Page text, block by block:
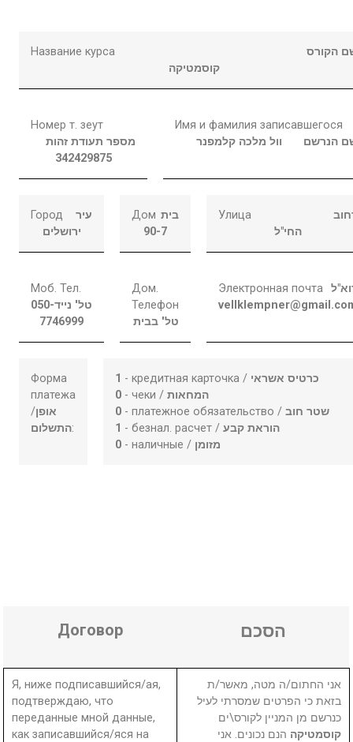
Название курса
הקורס
קוסמטיקה
Номер т. зеут
מספר תעודת זהות
342429875
Имя и фамилия записавшегося
הנרשם
וול מלכה קלמפנר
Город
עיר
ירושלים
Дом בית
90-7
Улица
החי"ל
Моб. Тел.
טל' נייד050-
7746999
Дом.
Телефон
טל' בבית
Электронная почта
Форма
платежа
/אופן
התשלום:
1 - кредитная карточка / כרטיס אשראי
0 - чеки /המחאות
0 - платежное обязательство /שטר חוב
1 - безнал. расчет /הוראת קבע
0 - наличные / מזומן
Договор הסכם
Я, ниже подписавшийся/ая,
подтверждаю, что
переданные мной данные,
как записавшийся/яся на
אני החתום/ה מטה, מאשר/ת
בזאת כי הפרטים שמסרתי לעיל
כנרשם מן המניין לקורס\ים
קוסמטיקה הנם נכונים. אני